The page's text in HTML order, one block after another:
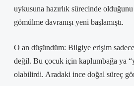
uykusuna hazırlık sürecinde
gömülme davranışı yeni başlamıştı.
O an düşündüm: Bilgiye erişim
değil. Bu çocuk için kaplumbağa ya
olabilirdi. Aradaki ince doğal süreç